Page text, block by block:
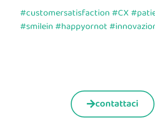
#customersatisfaction#CX
#smilein#happyornot
contattaci